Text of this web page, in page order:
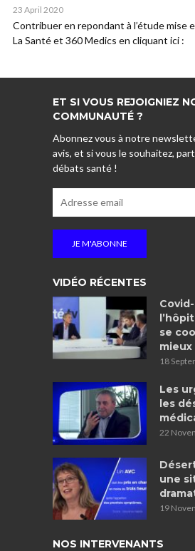
23 April 2020
Contribuer en repondant à l’étude mise
La Santé et 360 Medics en cliquant ici :
ET SI VOUS REJOIGNIEZ
COMMUNAUTÉ ?
Abonnez vous à notre
avis, et si vous le souhaitez,
débats santé !
VIDÉO RÉCENTES
se
mieux
18
Les
les
22
une
19
NOS INTERVENANTS